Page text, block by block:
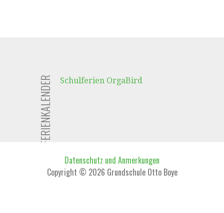
FERIENKALENDER Schulferien OrgaBird
Datenschutz und Anmerkungen
Copyright © 2026 Grundschule Otto Boye